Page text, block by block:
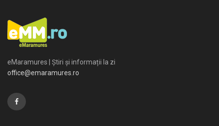
eMaramures | Știri și informații la zi
office@emaramures.ro